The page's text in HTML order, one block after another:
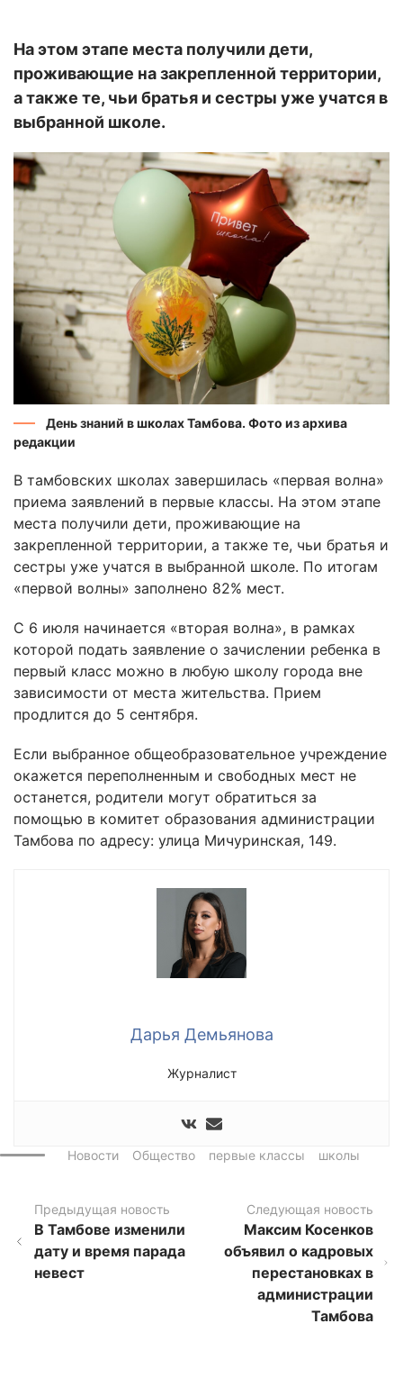
На этом этапе места получили дети,
проживающие на закрепленной территории,
а также те, чьи братья и сестры уже учатся в
выбранной школе.
День знаний в школах Тамбова. Фото из архива
редакции
В тамбовских школах завершилась «первая волна»
приема заявлений в первые классы. На этом этапе
места получили дети, проживающие на
закрепленной территории, а также те, чьи братья и
сестры уже учатся в выбранной школе. По итогам
«первой волны» заполнено 82% мест.
С 6 июля начинается «вторая волна», в рамках
которой подать заявление о зачислении ребенка в
первый класс можно в любую школу города вне
зависимости от места жительства. Прием
продлится до 5 сентября.
Если выбранное общеобразовательное учреждение
окажется переполненным и свободных мест не
останется, родители могут обратиться за
помощью в комитет образования администрации
Тамбова по адресу: улица Мичуринская, 149.
Дарья Демьянова
Журналист
Новости Общество первые классы школы
Предыдущая новость
В Тамбове изменили
дату и время парада
невест
Следующая новость
Максим Косенков
объявил о кадровых
перестановках в
администрации
Тамбова